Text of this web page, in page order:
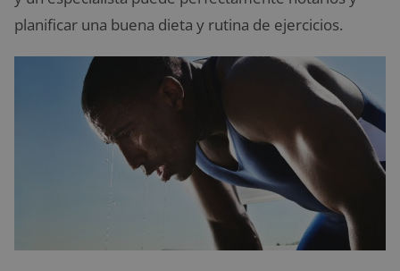
planificar una buena dieta y rutina de ejercicios.